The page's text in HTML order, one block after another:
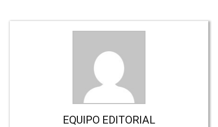
EQUIPO EDITORIAL